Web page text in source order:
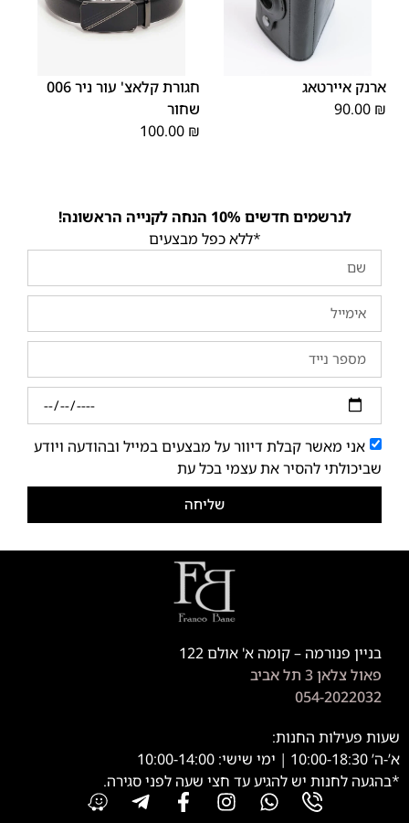
ארנק איירטאג
90.00 ₪
חגורת קלאצ' עור ניר 006
שחור
100.00 ₪
לנרשמים חדשים 10% הנחה לקנייה הראשונה!
*ללא כפל מבצעים
אני מאשר קבלת דיוור על מבצעים במייל ובהודעה ויודע
שביכולתי להסיר את עצמי בכל עת
שליחה
בניין פנורמה – קומה א' אולם 122
פאול צלאן 3 תל אביב
054-2022032
שעות פעילות החנות:
א’-ה’ 10:00-18:30 | ימי שישי: 10:00-14:00
*בהגעה לחנות יש להגיע עד חצי שעה לפני סגירה.